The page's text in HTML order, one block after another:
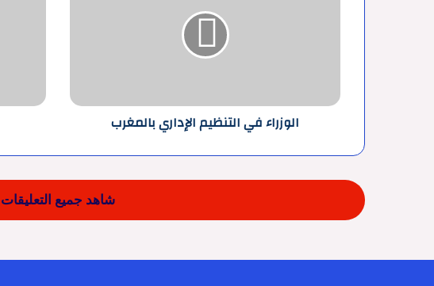
الوزراء في التنظيم الإداري بالمغرب
شاهد جميع التعليقات